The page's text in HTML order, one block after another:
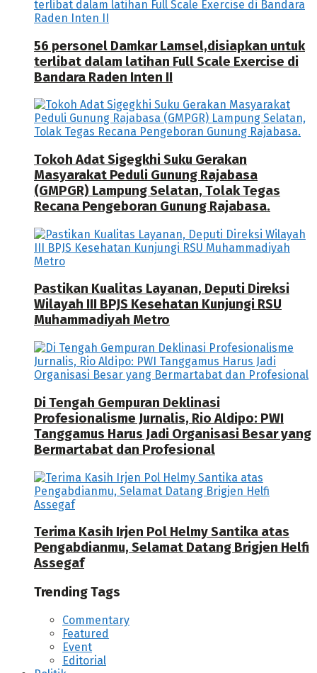
56 personel Damkar Lamsel,disiapkan untuk
terlibat dalam latihan Full Scale Exercise di
Bandara Raden Inten II
Tokoh Adat Sigegkhi Suku Gerakan
Masyarakat Peduli Gunung Rajabasa
(GMPGR) Lampung Selatan, Tolak Tegas
Recana Pengeboran Gunung Rajabasa.
Pastikan Kualitas Layanan, Deputi Direksi
Wilayah III BPJS Kesehatan Kunjungi RSU
Muhammadiyah Metro
Di Tengah Gempuran Deklinasi
Profesionalisme Jurnalis, Rio Aldipo: PWI
Tanggamus Harus Jadi Organisasi Besar yang
Bermartabat dan Profesional
Terima Kasih Irjen Pol Helmy Santika atas
Pengabdianmu, Selamat Datang Brigjen Helfi
Assegaf
Trending Tags
Commentary
Featured
Event
Editorial